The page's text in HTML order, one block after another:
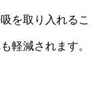
を取り入れるこ
軽減されます。